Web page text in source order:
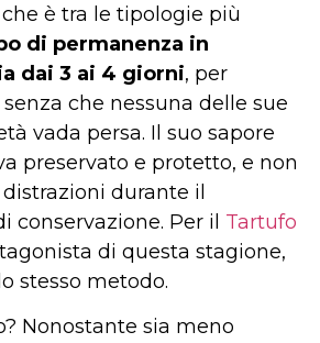
è tra le tipologie più
di permanenza in
dai 3 ai 4 giorni, per
che nessuna delle sue
vada persa. Il suo sapore
preservato e protetto, e non
durante il
conservazione. Per il Tartufo
di questa stagione,
stesso metodo.
Nonostante sia meno